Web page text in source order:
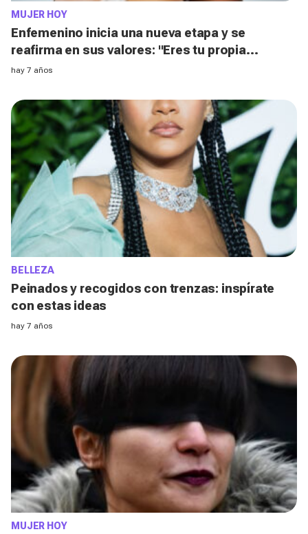
MUJER HOY
Enfemenino inicia una nueva etapa y se
reafirma en sus valores: "Eres tu propia
historia"
hay 7 años
BELLEZA
Peinados y recogidos con trenzas: inspírate
con estas ideas
hay 7 años
MUJER HOY